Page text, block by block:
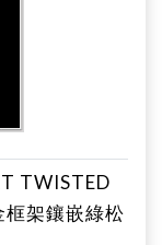
TWISTED
架鑲嵌綠松